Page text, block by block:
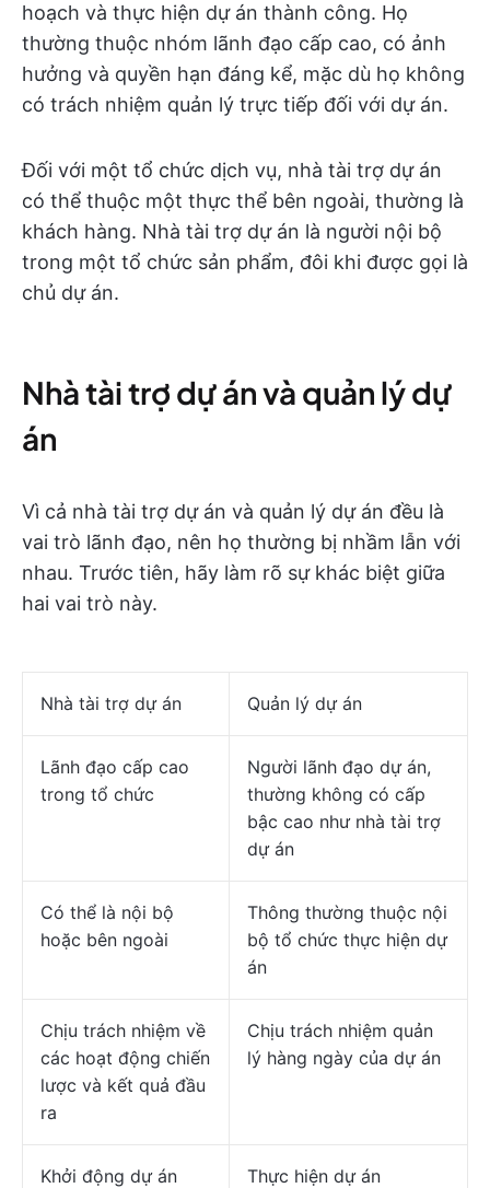
hoạch và thực hiện dự án thành công. Họ
thường thuộc nhóm lãnh đạo cấp cao, có ảnh
hưởng và quyền hạn đáng kể, mặc dù họ không
có trách nhiệm quản lý trực tiếp đối với dự án.
Đối với một tổ chức dịch vụ, nhà tài trợ dự án
có thể thuộc một thực thể bên ngoài, thường là
khách hàng. Nhà tài trợ dự án là người nội bộ
trong một tổ chức sản phẩm, đôi khi được gọi là
chủ dự án.
Nhà tài trợ dự án và quản lý dự
án
Vì cả nhà tài trợ dự án và quản lý dự án đều là
vai trò lãnh đạo, nên họ thường bị nhầm lẫn với
nhau. Trước tiên, hãy làm rõ sự khác biệt giữa
hai vai trò này.
Nhà tài trợ dự án Quản lý dự án
Lãnh đạo cấp cao
trong tổ chức
Người lãnh đạo dự án,
thường không có cấp
bậc cao như nhà tài trợ
dự án
Có thể là nội bộ
hoặc bên ngoài
Thông thường thuộc nội
bộ tổ chức thực hiện dự
án
Chịu trách nhiệm về
các hoạt động chiến
lược và kết quả đầu
ra
Chịu trách nhiệm quản
lý hàng ngày của dự án
Khởi động dự án Thực hiện dự án